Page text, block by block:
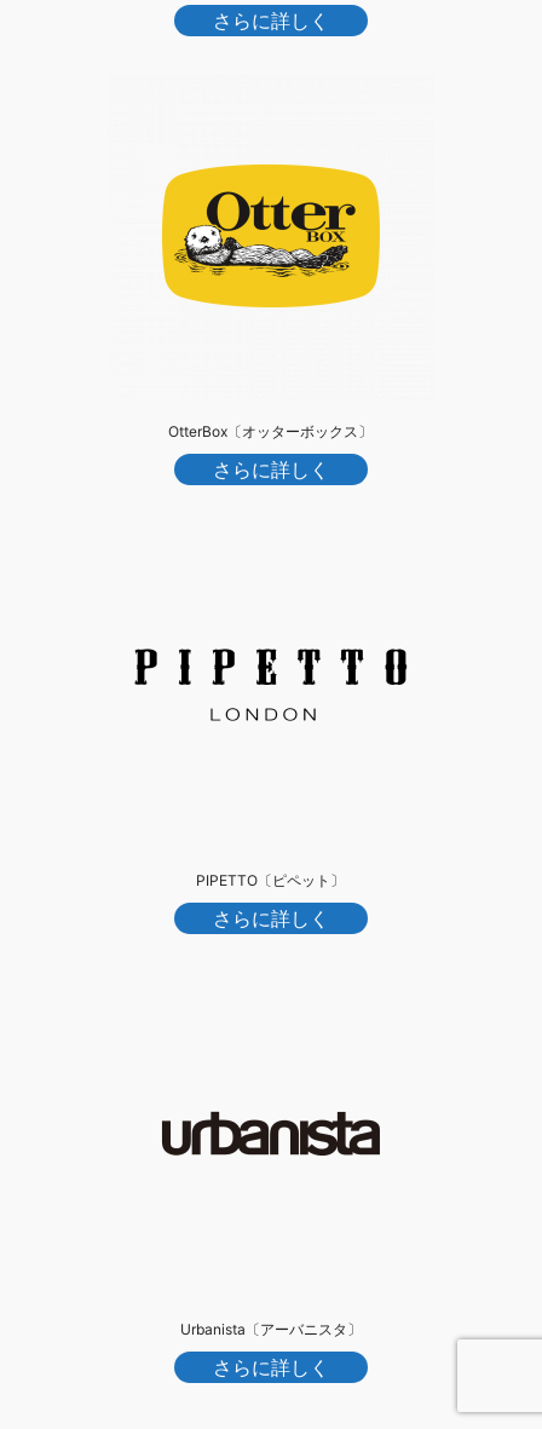
さらに詳しく
OtterBox〔オッターボックス〕
さらに詳しく
PIPETTO〔ピペット〕
さらに詳しく
Urbanista〔アーバニスタ〕
さらに詳しく